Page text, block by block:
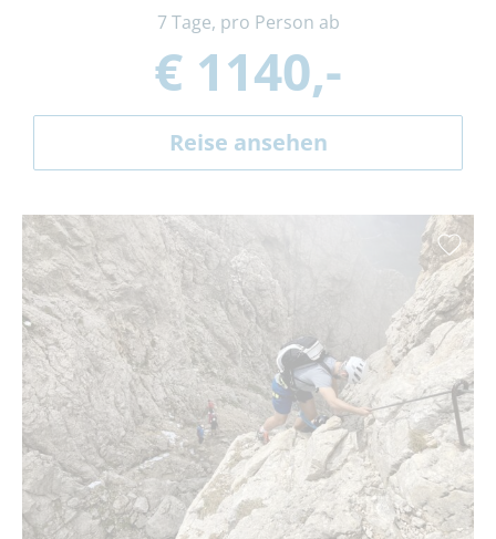
7 Tage, pro Person ab
€ 1140,-
Reise ansehen